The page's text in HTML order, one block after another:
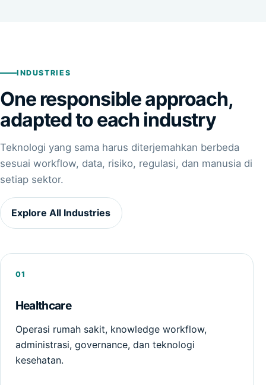
INDUSTRIES
One responsible approach,
adapted to each industry
Teknologi yang sama harus diterjemahkan berbeda
sesuai workflow, data, risiko, regulasi, dan manusia di
setiap sektor.
Explore All Industries
01
Healthcare
Operasi rumah sakit, knowledge workflow,
administrasi, governance, dan teknologi
kesehatan.